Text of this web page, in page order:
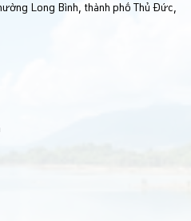
Long Bình, thành phố Thủ Đức,